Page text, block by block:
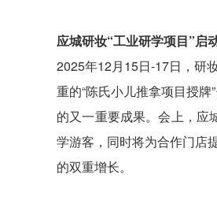
应城研妆“工业研学项目”启
2025年12月15日-17日，研
重的“陈氏小儿推拿项目授
的又一重要成果。会上，应
学游客，同时将为合作门店
的双重增长。